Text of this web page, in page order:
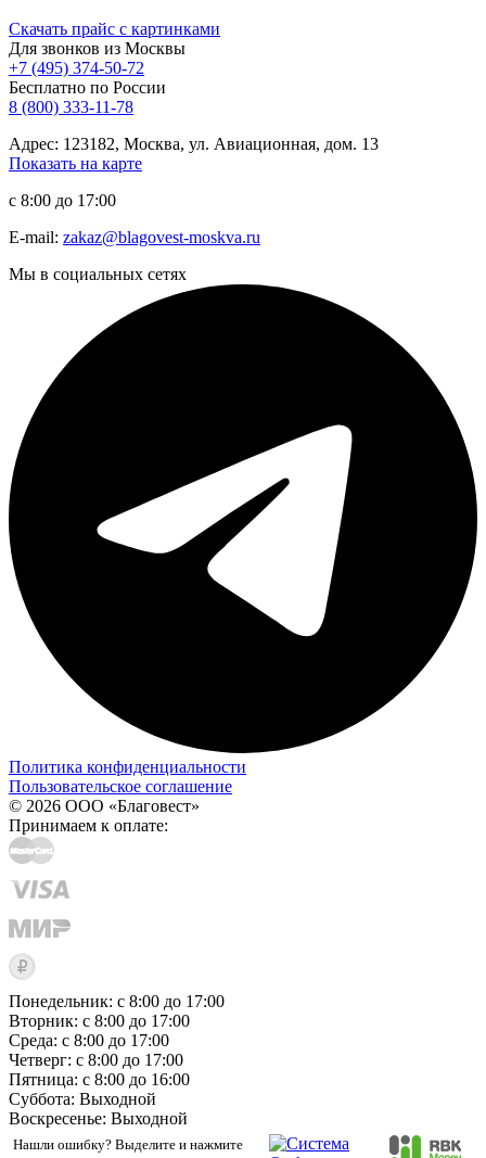
Скачать прайс с картинками
Для звонков из Москвы
+7 (495) 374-50-72
Бесплатно по России
8 (800) 333-11-78
Адрес: 123182, Москва, ул. Авиационная, дом. 13
Показать на карте
с 8:00 до 17:00
E-mail: zakaz@blagovest-moskva.ru
Мы в социальных сетях
Политика конфиденциальности
Пользовательское соглашение
© 2026 ООО «Благовест»
Принимаем к оплате:
Понедельник: с 8:00 до 17:00
Вторник: с 8:00 до 17:00
Среда: с 8:00 до 17:00
Четверг: с 8:00 до 17:00
Пятница: с 8:00 до 16:00
Суббота: Выходной
Воскресенье: Выходной
Нашли ошибку? Выделите и нажмите